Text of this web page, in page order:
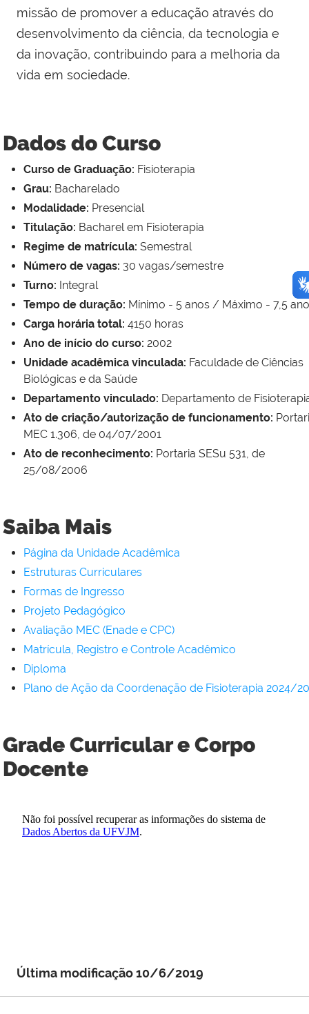
missão de promover a educação através do
desenvolvimento da ciência, da tecnologia e
da inovação, contribuindo para a melhoria da
vida em sociedade.
Dados do Curso
Curso de Graduação: Fisioterapia
Grau: Bacharelado
Modalidade: Presencial
Titulação: Bacharel em Fisioterapia
Regime de matrícula: Semestral
Número de vagas: 30 vagas/semestre
Turno: Integral
Tempo de duração: Mínimo - 5 anos / Máximo - 7,5
Carga horária total: 4150 horas
Ano de início do curso: 2002
Unidade acadêmica vinculada: Faculdade de Ciências
Biológicas e da Saúde
Departamento vinculado: Departamento de
Ato de criação/autorização de funcionamento:
MEC 1.306, de 04/07/2001
Ato de reconhecimento: Portaria SESu 531, de
25/08/2006
Saiba Mais
Página da Unidade Acadêmica
Estruturas Curriculares
Formas de Ingresso
Projeto Pedagógico
Avaliação MEC (Enade e CPC)
Matrícula, Registro e Controle Acadêmico
Diploma
Plano de Ação da Coordenação de Fisioterapia 2024/
Grade Curricular e Corpo
Docente
Última modificação 10/6/2019